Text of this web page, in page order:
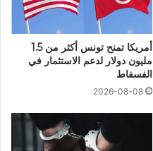
أمريكا تمنح تونس أكثر من 1.5
مليون دولار لدعم الاستثمار في
الفسفاط
2026-08-08